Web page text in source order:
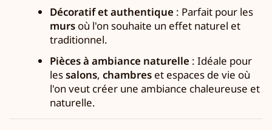
Décoratif et authentique : Parfait pour les
mursoù l'on souhaite un effet naturel et
traditionnel.
Pièces à ambiance naturelle : Idéale pour
lessalons, chambreset espaces de vie où
l'on veut créer une ambiance chaleureuse et
naturelle.